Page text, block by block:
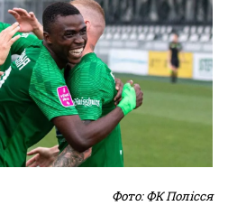
Фото: ФК Полісся